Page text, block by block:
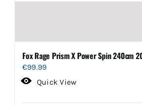
Fox Rage Prism X Power Spin 240cm
€99.99
Quick View